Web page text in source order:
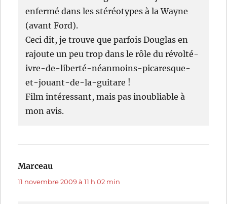
enfermé dans les stéréotypes à la Wayne
(avant Ford).
Ceci dit, je trouve que parfois Douglas en
rajoute un peu trop dans le rôle du révolté-
ivre-de-liberté-néanmoins-picaresque-
et-jouant-de-la-guitare !
Film intéressant, mais pas inoubliable à
mon avis.
Marceau
11 novembre 2009 à 11 h 02 min